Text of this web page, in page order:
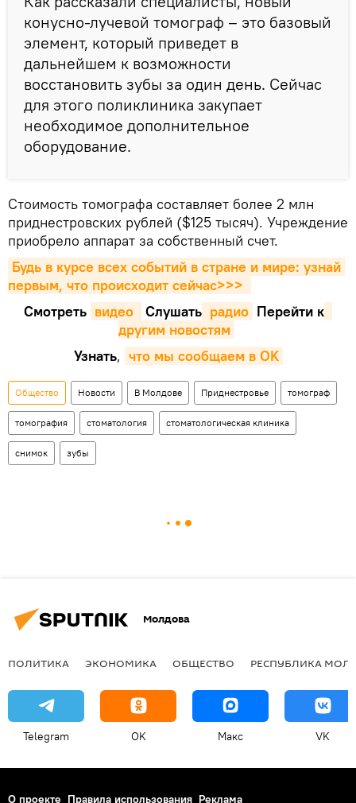
конусно-лучевой томограф – это базовый
элемент, который приведет в
дальнейшем к возможности
восстановить зубы за один день. Сейчас
для этого поликлиника закупает
необходимое дополнительное
оборудование.
Стоимость томографа составляет более 2 млн
приднестровских рублей ($125 тысяч). Учреждение
приобрело аппарат за собственный счет.
Будь в курсе всех событий в стране и мире: узнай
первым, что происходит сейчаc>>>
Смотреть видео Cлушать радио Перейти к
другим новостям
Узнать, что мы сообщаем в OK
Общество Новости В Молдове Приднестровье томограф
томография стоматология стоматологическая клиника
снимок зубы
Молдова
ПОЛИТИКА ЭКОНОМИКА ОБЩЕСТВО РЕСПУБЛИКА
Telegram OK Макс VK
О проекте Правила использования Реклама